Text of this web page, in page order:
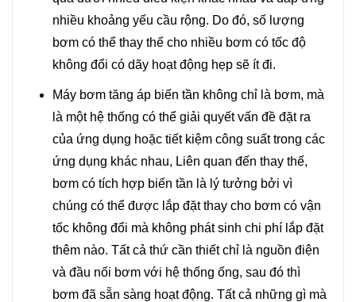
nhiều khoảng yếu cầu rộng. Do đó, số lượng
bơm có thể thay thế cho nhiều bơm có tốc độ
không đổi có dãy hoạt động hẹp sẽ ít đi.
Máy bơm tăng áp biến tần không chỉ là bơm, mà
là một hệ thống có thể giải quyết vấn đề đặt ra
của ứng dụng hoặc tiết kiệm công suất trong các
ứng dụng khác nhau, Liên quan đến thay thế,
bơm có tích hợp biến tần là lý tưởng bởi vì
chúng có thể được lắp đặt thay cho bơm có vận
tốc không đổi mà không phát sinh chi phí lắp đặt
thêm nào. Tất cả thứ cần thiết chỉ là nguồn điện
và đầu nối bơm với hệ thống ống, sau đó thì
bơm đã sẵn sàng hoạt động. Tất cả những gì mà